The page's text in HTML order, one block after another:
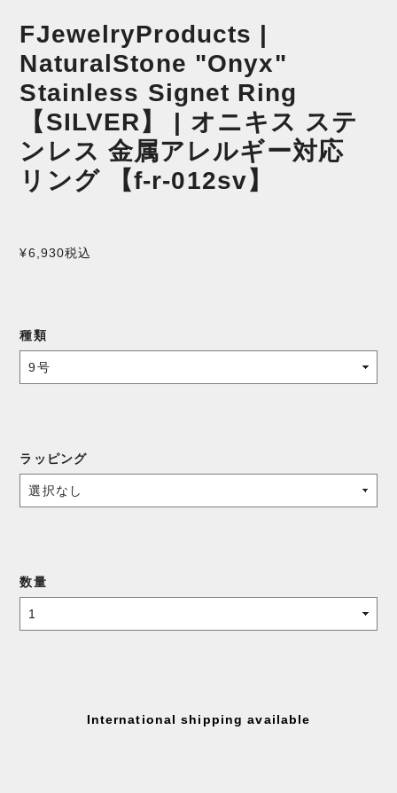
FJewelryProducts |
NaturalStone "Onyx"
Stainless Signet Ring
【SILVER】 | オニキス ステ
ンレス 金属アレルギー対応
リング 【f-r-012sv】
¥6,930税込
種類
ラッピング
数量
International shipping available